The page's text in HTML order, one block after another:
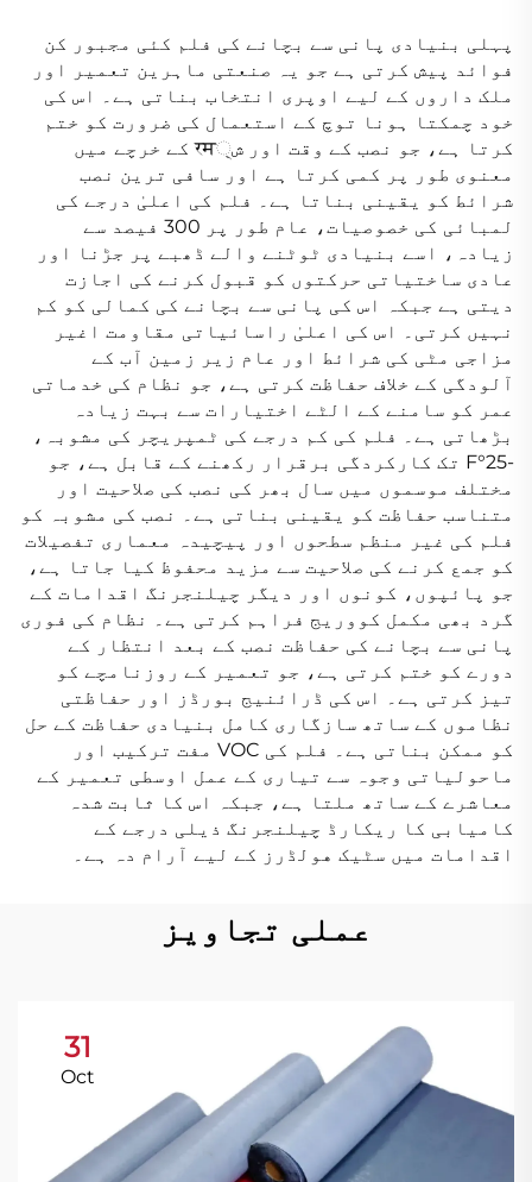
پہلی بنیادی پانی سے بچانے کی فلم کئی مجبور کن
فوائد پیش کرتی ہے جو یہ صنعتی ماہرین تعمیر اور
ملک داروں کے لیے اوپری انتخاب بناتی ہے۔ اس کی
خود چمکتا ہونا توچ کے استعمال کی ضرورت کو ختم
کرتا ہے، جو نصب کے وقت اور ش्रम کے خرچے میں
معنوی طور پر کمی کرتا ہے اور سافی ترین نصب
شرائط کو یقینی بناتا ہے۔ فلم کی اعلیٰ درجے کی
لمبائی کی خصوصیات، عام طور پر 300 فیصد سے
زیادہ، اسے بنیادی ٹوٹنے والے ڈھبے پر جڑنا اور
عادی ساختیاتی حرکتوں کو قبول کرنے کی اجازت
دیتی ہے جبکہ اس کی پانی سے بچانے کی کمالی کو کم
نہیں کرتی۔ اس کی اعلیٰ راسائیاتی مقاومت اغیر
مزاجی مٹی کی شرائط اور عام زیر زمین آب کے
آلودگی کے خلاف حفاظت کرتی ہے، جو نظام کی خدماتی
عمر کو سامنے کے الٹے اختیارات سے بہت زیادہ
بڑھاتی ہے۔ فلم کی کم درجے کی ٹمپریچر کی مشوبہ،
-25°F تک کارکردگی برقرار رکھنے کے قابل ہے، جو
مختلف موسموں میں سال بھر کی نصب کی صلاحیت اور
متناسب حفاظت کو یقینی بناتی ہے۔ نصب کی مشوبہ کو
فلم کی غیر منظم سطحوں اور پیچیدہ معماری تفصیلات
کو جمع کرنے کی صلاحیت سے مزید محفوظ کیا جاتا ہے،
جو پائپوں، کونوں اور دیگر چیلنجرنگ اقدامات کے
گرد بھی مکمل کووریج فراہم کرتی ہے۔ نظام کی فوری
پانی سے بچانے کی حفاظت نصب کے بعد انتظار کے
دورے کو ختم کرتی ہے، جو تعمیر کے روزنامچے کو
تیز کرتی ہے۔ اس کی ڈرائنیج بورڈز اور حفاظتی
نظاموں کے ساتھ سازگاری کامل بنیادی حفاظت کے حل
کو ممکن بناتی ہے۔ فلم کی VOC مفت ترکیب اور
ماحولیاتی وجوہ سے تیاری کے عمل اوسطی تعمیر کے
معاشرے کے ساتھ ملتا ہے، جبکہ اس کا ثابت شدہ
کامیابی کا ریکارڈ چیلنجرنگ ذیلی درجے کے
اقدامات میں سٹیک هولڈرز کے لیے آرام دہ ہے۔
عملی تجاویز
31
Oct